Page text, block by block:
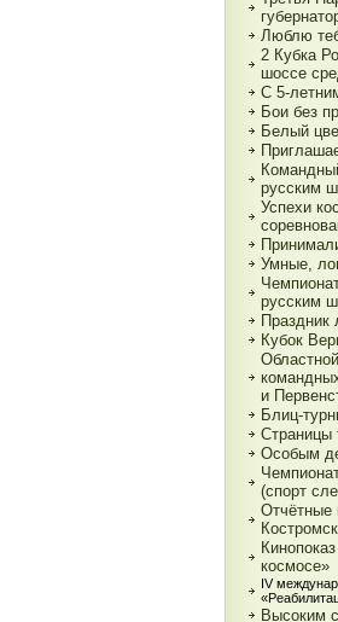
Люблю
2 Кубка
шоссе
С 5-
Бои без
Белый
русским
Успехи
Умные,
русским
Праздник
Кубок
и
Блиц-
Страницы
Особым
(спорт
космосе»
IV
Высоким